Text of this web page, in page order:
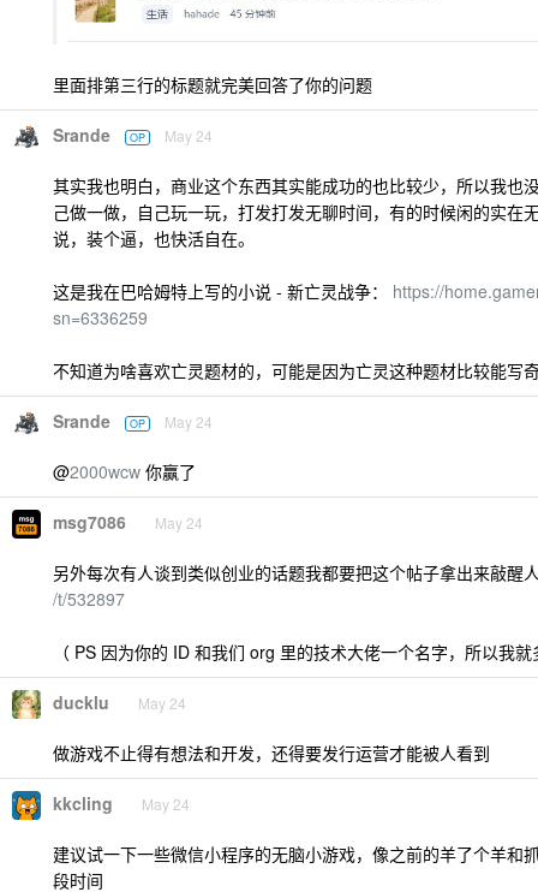
里面排第三行的标题就完美回答了你的问题
Srande OP May 24
其实我也明白，商业这个东西其实能成功的也比较少，所以我也
己做一做，自己玩一玩，打发打发无聊时间，有的时候闲的实在
说，装个逼，也快活自在。
这是我在巴哈姆特上写的小说 - 新亡灵战争： https://
sn=6336259
不知道为啥喜欢亡灵题材的，可能是因为亡灵这种题材比较能写
Srande OP May 24
@2000wcw 你赢了
msg7086 May 24
另外每次有人谈到类似创业的话题我都要把这个帖子拿出来敲醒
/t/532897
（ PS 因为你的 ID 和我们 org 里的技术大佬一个名字，所以我
ducklu May 24
做游戏不止得有想法和开发，还得要发行运营才能被人看到
kkcling May 24
建议试一下一些微信小程序的无脑小游戏，像之前的羊了个羊和
段时间